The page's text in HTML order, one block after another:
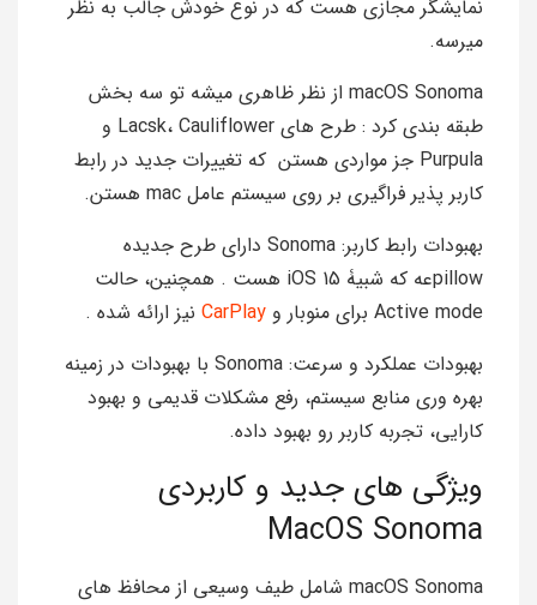
نمایشگر مجازی هست که در نوع خودش جالب به نظر
میرسه.
macOS Sonoma از نظر ظاهری میشه تو سه بخش
طبقه بندی کرد : طرح های Lacsk، Cauliflower و
Purpula جز مواردی هستن که تغييرات جديد در رابط
کاربر پذیر فراگيري بر روي سيستم عامل mac هستن.
بهبودات رابط کاربر: Sonoma دارای طرح جديده
pillowعه كه شبيۀ iOS 15 هست . همچنین، حالت
Active mode برای منوبار و
CarPlay نيز ارائه شده .
بهبودات عملکرد و سرعت: Sonoma با بهبودات در زمینه
بهره‌ وری منابع سیستم، رفع مشکلات قدیمی و بهبود
کارایی، تجربه کاربر رو بهبود داده.
ویژگی های جدید و کاربردی
MacOS Sonoma
macOS Sonoma شامل طیف وسیعی از محافظ‌ های